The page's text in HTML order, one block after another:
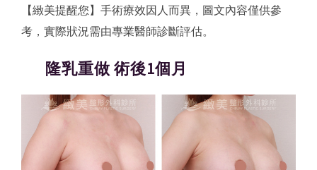
【緻美提醒您】手術療效因人而異，圖文內容僅供參
考，實際狀況需由專業醫師診斷評估。
隆乳重做 術後1個月